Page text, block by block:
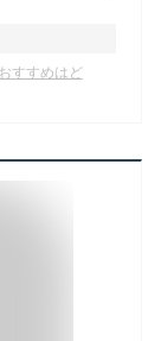
すすめはど